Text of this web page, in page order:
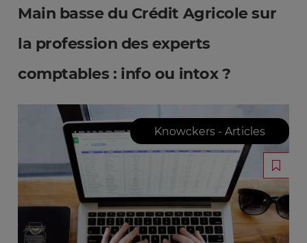
Main basse du Crédit Agricole sur
la profession des experts
comptables : info ou intox ?
Knowckers - Articles